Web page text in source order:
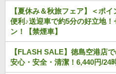
【夏休み＆秋旅フェア】＜ポ
便利♪送迎車で約5分の好立地
ン！【禁煙車】
【FLASH SALE】徳島空港店
安心・安全・清潔！6,440円/24